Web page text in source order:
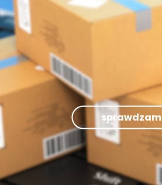
sprawdzam